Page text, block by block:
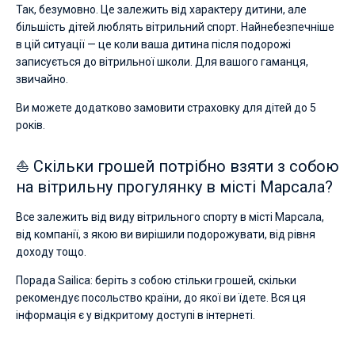
Так, безумовно. Це залежить від характеру дитини, але
більшість дітей люблять вітрильний спорт. Найнебезпечніше
в цій ситуації — це коли ваша дитина після подорожі
записується до вітрильної школи. Для вашого гаманця,
звичайно.
Ви можете додатково замовити страховку для дітей до 5
років.
⛵ Скільки грошей потрібно взяти з собою
на вітрильну прогулянку в місті Марсала?
Все залежить від виду вітрильного спорту в місті Марсала,
від компанії, з якою ви вирішили подорожувати, від рівня
доходу тощо.
Порада Sailica: беріть з собою стільки грошей, скільки
рекомендує посольство країни, до якої ви їдете. Вся ця
інформація є у відкритому доступі в інтернеті.